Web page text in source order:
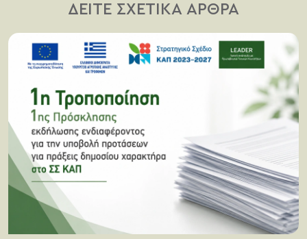
ΔΕΙΤΕ ΣΧΕΤΙΚΑ ΑΡΘΡΑ